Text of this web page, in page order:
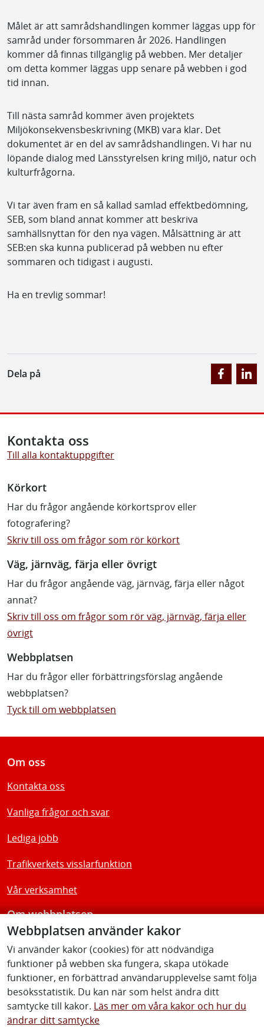
Målet är att samrådshandlingen kommer läggas upp för
samråd under försommaren år 2026. Handlingen
kommer då finnas tillgänglig på webben. Mer detaljer
om detta kommer läggas upp senare på webben i god
tid innan.
Till nästa samråd kommer även projektets
Miljökonsekvensbeskrivning (MKB) vara klar. Det
dokumentet är en del av samrådshandlingen. Vi har nu
löpande dialog med Länsstyrelsen kring miljö, natur och
kulturfrågorna.
Vi tar även fram en så kallad samlad effektbedömning,
SEB, som bland annat kommer att beskriva
samhällsnyttan för den nya vägen. Målsättning är att
SEB:en ska kunna publicerad på webben nu efter
sommaren och tidigast i augusti.
Ha en trevlig sommar!
Dela på
Webbplatsen använder kakor
Vi använder kakor (cookies) för att nödvändiga
funktioner på webben ska fungera, skapa utökade
funktioner, en förbättrad användarupplevelse samt följa
besöksstatistik. Du kan när som helst ändra ditt
samtycke till kakor. Läs mer om våra kakor och hur du
ändrar ditt samtycke
Kontakta oss
Till alla kontaktuppgifter
Körkort
Har du frågor angående körkortsprov eller
fotografering?
Skriv till oss om frågor som rör körkort
Väg, järnväg, färja eller övrigt
Har du frågor angående väg, järnväg, färja eller något
annat?
Skriv till oss om frågor som rör väg, järnväg, färja eller
övrigt
Webbplatsen
Har du frågor eller förbättringsförslag angående
webbplatsen?
Tyck till om webbplatsen
Om oss
Kontakta oss
Vanliga frågor och svar
Lediga jobb
Trafikverkets visslarfunktion
Vår verksamhet
Om webbplatsen
Tillgänglighetsredogörelse
Följ oss
Facebook Youtube